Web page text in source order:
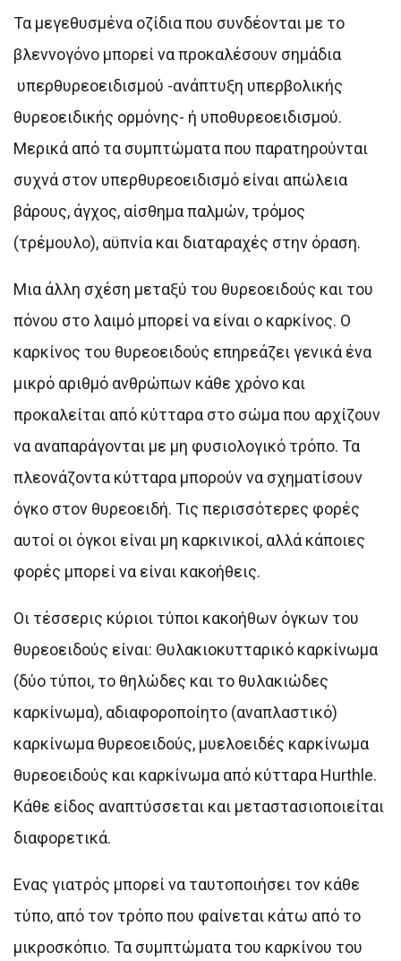
Τα μεγεθυσμένα οζίδια που συνδέονται με το
βλεννογόνο μπορεί να προκαλέσουν σημάδια
υπερθυρεοειδισμού -ανάπτυξη υπερβολικής
θυρεοειδικής ορμόνης- ή υποθυρεοειδισμού.
Μερικά από τα συμπτώματα που παρατηρούνται
συχνά στον υπερθυρεοειδισμό είναι απώλεια
βάρους, άγχος, αίσθημα παλμών, τρόμος
(τρέμουλο), αϋπνία και διαταραχές στην όραση.
Μια άλλη σχέση μεταξύ του θυρεοειδούς και του
πόνου στο λαιμό μπορεί να είναι ο καρκίνος. Ο
καρκίνος του θυρεοειδούς επηρεάζει γενικά ένα
μικρό αριθμό ανθρώπων κάθε χρόνο και
προκαλείται από κύτταρα στο σώμα που αρχίζουν
να αναπαράγονται με μη φυσιολογικό τρόπο. Τα
πλεονάζοντα κύτταρα μπορούν να σχηματίσουν
όγκο στον θυρεοειδή. Τις περισσότερες φορές
αυτοί οι όγκοι είναι μη καρκινικοί, αλλά κάποιες
φορές μπορεί να είναι κακοήθεις.
Οι τέσσερις κύριοι τύποι κακοήθων όγκων του
θυρεοειδούς είναι: Θυλακιοκυτταρικό καρκίνωμα
(δύο τύποι, το θηλώδες και το θυλακιώδες
καρκίνωμα), αδιαφοροποίητο (αναπλαστικό)
καρκίνωμα θυρεοειδούς, μυελοειδές καρκίνωμα
θυρεοειδούς και καρκίνωμα από κύτταρα Hurthle.
Κάθε είδος αναπτύσσεται και μεταστασιοποιείται
διαφορετικά.
Eνας γιατρός μπορεί να ταυτοποιήσει τον κάθε
τύπο, από τον τρόπο που φαίνεται κάτω από το
μικροσκόπιο. Τα συμπτώματα του καρκίνου του